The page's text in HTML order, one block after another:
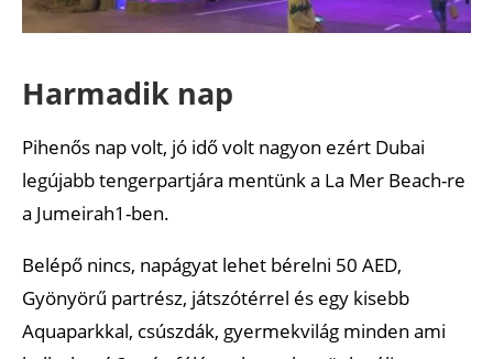
Harmadik nap
Pihenős nap volt, jó idő volt nagyon ezért Dubai
legújabb tengerpartjára mentünk a La Mer Beach-re
a Jumeirah1-ben.
Belépő nincs, napágyat lehet bérelni 50 AED,
Gyönyörű partrész, játszótérrel és egy kisebb
Aquaparkkal, csúszdák, gyermekvilág minden ami